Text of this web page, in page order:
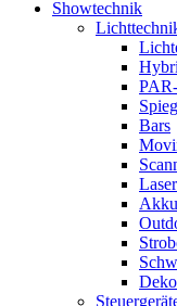
Showtechnik
Bars
Laser